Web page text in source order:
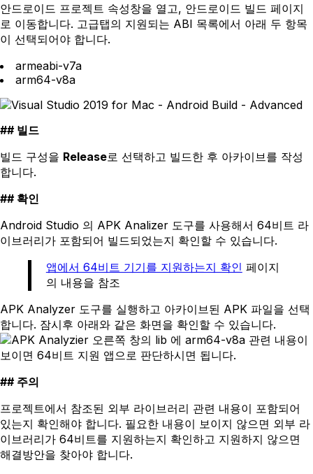
안드로이드 프로젝트 속성창을 열고, 안드로이드 빌드 페이지
로 이동합니다. 고급탭의 지원되는 ABI 목록에서 아래 두 항목
이 선택되어야 합니다.
armeabi-v7a
arm64-v8a
빌드
빌드 구성을 Release로 선택하고 빌드한 후 아카이브를 작성
합니다.
확인
Android Studio 의 APK Analizer 도구를 사용해서 64비트 라
이브러리가 포함되어 빌드되었는지 확인할 수 있습니다.
앱에서 64비트 기기를 지원하는지 확인 페이지
의 내용을 참조
APK Analyzer 도구를 실행하고 아카이브된 APK 파일을 선택
합니다. 잠시후 아래와 같은 화면을 확인할 수 있습니다.
오른쪽 창의 lib 에 arm64-v8a 관련 내용이
보이면 64비트 지원 앱으로 판단하시면 됩니다.
주의
프로젝트에서 참조된 외부 라이브러리 관련 내용이 포함되어
있는지 확인해야 합니다. 필요한 내용이 보이지 않으면 외부 라
이브러리가 64비트를 지원하는지 확인하고 지원하지 않으면
해결방안을 찾아야 합니다.